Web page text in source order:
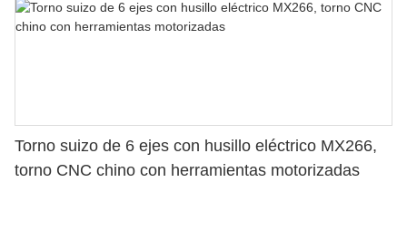
Torno suizo de 6 ejes con husillo eléctrico MX266,
torno CNC chino con herramientas motorizadas